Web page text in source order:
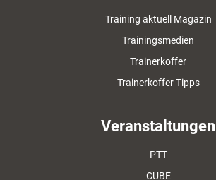
Training aktuell Magazin
Trainingsmedien
Trainerkoffer
Trainerkoffer Tipps
Veranstaltungen
PTT
CUBE